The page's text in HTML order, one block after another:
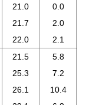
21.0
21.7
22.0
0.0
2.0
2.1
21.5
25.3
26.1
5.8
7.2
10.4